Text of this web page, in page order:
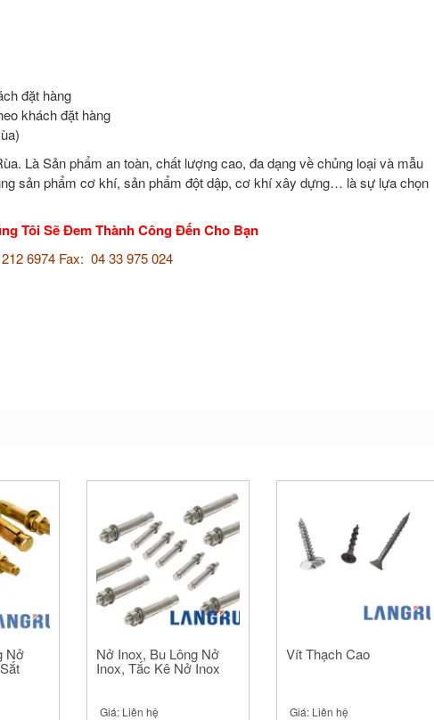
đặt hàng
khách đặt hàng
Là Sản phẩm an toàn, chất lượng cao, đa dạng về chủng loại và mẫu
sản phẩm cơ khí, sản phẩm đột dập, cơ khí xây dựng… là sự lựa chọn
Tôi Sẽ Đem Thành Công Đến Cho Bạn
6974 Fax: 04 33 975 024
Nở Nở Inox, Bu Lông Nở
Inox, Tắc Kê Nở Inox
Giá: Liên hệ
Vít Thạch Cao
Giá: Liên hệ